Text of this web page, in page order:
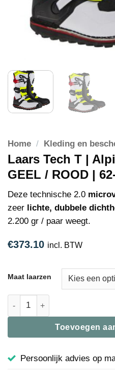
Home / Kleding en
Laars Tech T |
GEEL / ROOD |
Deze technische 2.0
zeer lichte, dubbele
2.200 gr / paar weegt.
€373.10 incl. BTW
Maat laarzen
Laars Tech T | Alpinestars |
Toevoegen
Persoonlijk advies op